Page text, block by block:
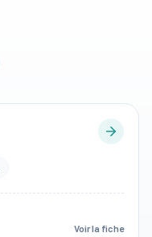
Voir la fiche